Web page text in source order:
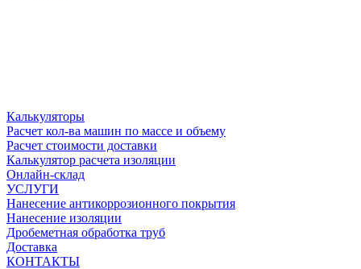
Калькуляторы
Расчет кол-ва машин по массе и объему
Расчет стоимости доставки
Калькулятор расчета изоляции
Онлайн-склад
УСЛУГИ
Нанесение антикоррозионного покрытия
Нанесение изоляции
Дробеметная обработка труб
Доставка
КОНТАКТЫ